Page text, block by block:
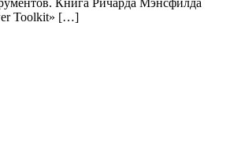
Книга Ричарда Мэнсфилда
Toolkit» […]